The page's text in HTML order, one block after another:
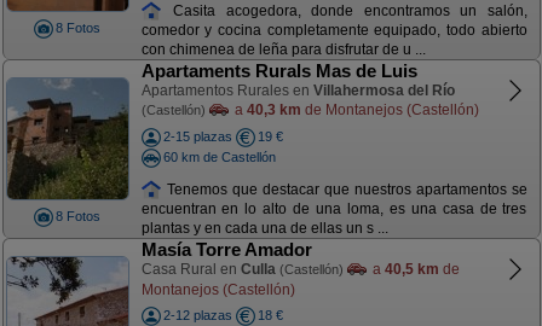
8 Fotos
Casita acogedora, donde encontramos un salón,
comedor y cocina completamente equipado, todo abierto
con chimenea de leña para disfrutar de u ...
8 Fotos
Apartaments Rurals Mas de Luis
Apartamentos Rurales en Villahermosa del Río
(Castellón) a 40,3 km de Montanejos (Castellón)
2-15 plazas
19 €
60 km de Castellón
Tenemos que destacar que nuestros apartamentos se
encuentran en lo alto de una loma, es una casa de tres
plantas y en cada una de ellas un s ...
Masía Torre Amador
Casa Rural en Culla (Castellón) a 40,5 km de
Montanejos (Castellón)
2-12 plazas
18 €